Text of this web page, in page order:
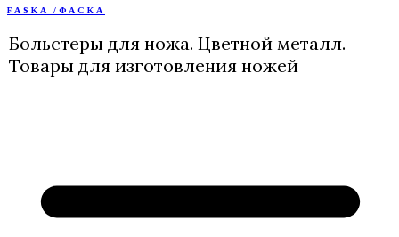
Перейти
содержимому
FASKA /ФАСКА
Больстеры для ножа. Цветной металл.
Товары для изготовления ножей